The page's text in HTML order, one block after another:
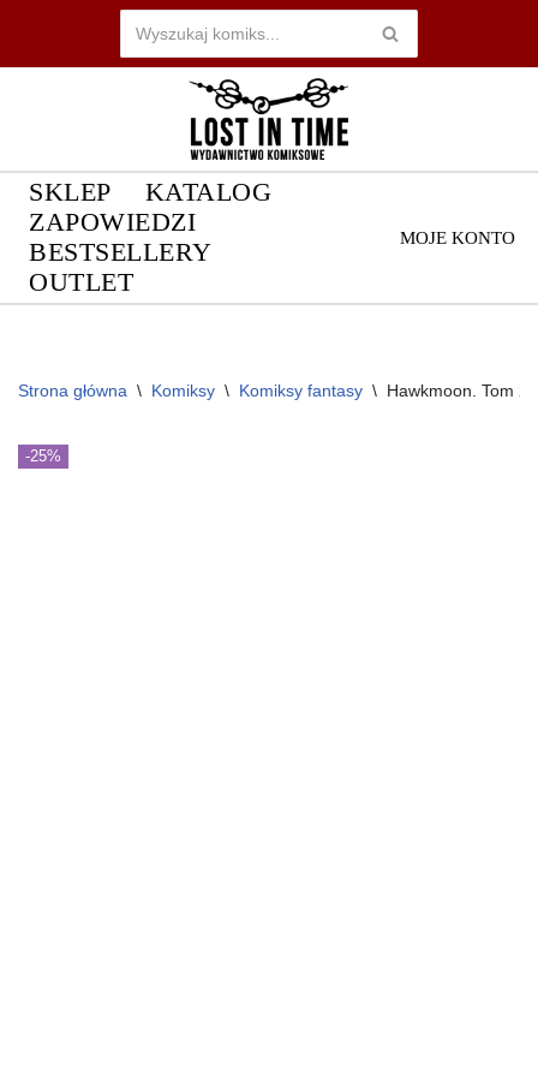
Przejdź
SKLEP
KATALOG
ZAPOWIEDZI
BESTSELLERY
OUTLET
MOJE KONTO
Strona główna \ Komiksy \ Komiksy fantasy \ Hawkmoon. Tom 2
-25%